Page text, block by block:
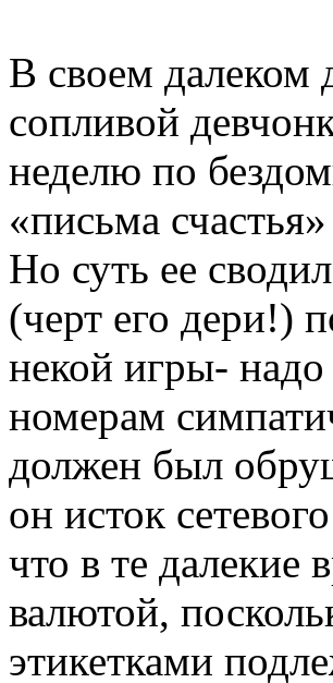
В своем далеком
сопливой
неделю по
«письма
Но суть ее
(черт его дери!)
некой игры-
номерам
должен был
он исток
что в те далекие
валютой,
этикетками